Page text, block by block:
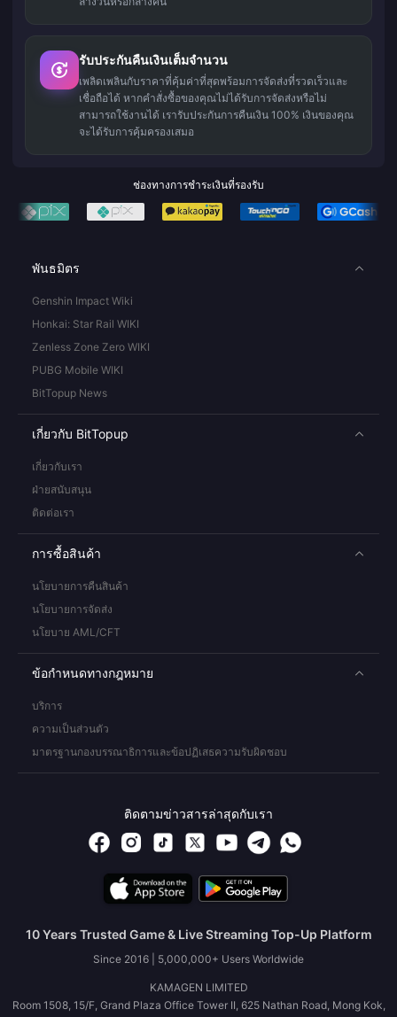
รับประกันคืนเงินเต็มจำนวน
เพลิดเพลินกับราคาที่คุ้มค่าที่สุดพร้อมการจัดส่งที่รวดเร็วและ
เชื่อถือได้ หากคำสั่งซื้อของคุณไม่ได้รับการจัดส่งหรือไม่
สามารถใช้งานได้ เรารับประกันการคืนเงิน 100% เงินของคุณ
จะได้รับการคุ้มครองเสมอ
ช่องทางการชำระเงินที่รองรับ
พันธมิตร
Genshin Impact Wiki
Honkai: Star Rail WIKI
Zenless Zone Zero WIKI
PUBG Mobile WIKI
BitTopup News
เกี่ยวกับ BitTopup
เกี่ยวกับเรา
ฝ่ายสนับสนุน
ติดต่อเรา
การซื้อสินค้า
นโยบายการคืนสินค้า
นโยบายการจัดส่ง
นโยบาย AML/CFT
ข้อกำหนดทางกฎหมาย
บริการ
ความเป็นส่วนตัว
มาตรฐานกองบรรณาธิการและข้อปฏิเสธความรับผิดชอบ
ติดตามข่าวสารล่าสุดกับเรา
10 Years Trusted Game & Live Streaming Top-Up Platform
Since 2016 | 5,000,000+ Users Worldwide
KAMAGEN LIMITED
Room 1508, 15/F, Grand Plaza Office Tower II, 625 Nathan Road, Mong Kok,